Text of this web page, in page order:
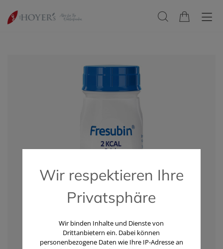
Wir respektieren Ihre
Privatsphäre
Wir binden Inhalte und Dienste von
Drittanbietern ein. Dabei können
personenbezogene Daten wie Ihre IP-Adresse an